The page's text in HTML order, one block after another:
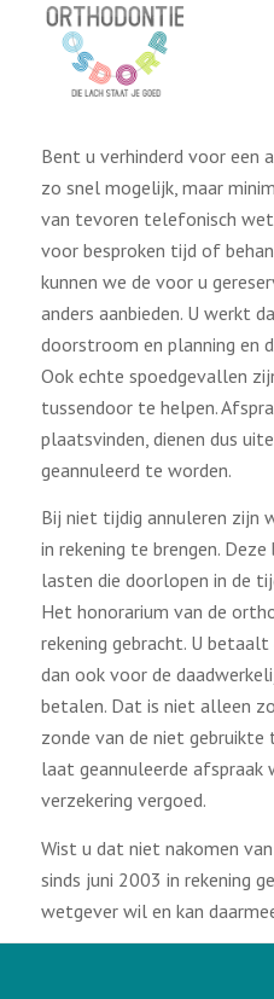
Afspraak
You are here: Home /
Bent u verhinderd voor een
zo snel mogelijk, maar
van tevoren telefonisch
voor besproken tijd of
kunnen we de voor u
anders aanbieden. U werkt
doorstroom en planning en
Ook echte spoedgevallen
tussendoor te helpen.
plaatsvinden, dienen dus
geannuleerd te worden.
Bij niet tijdig annuleren zijn
in rekening te brengen.
lasten die doorlopen in de
Het honorarium van de
rekening gebracht. U
dan ook voor de
betalen. Dat is niet alleen
zonde van de niet
laat geannuleerde afspraak
verzekering vergoed.
Wist u dat niet nakomen
sinds juni 2003 in rekening
wetgever wil en kan